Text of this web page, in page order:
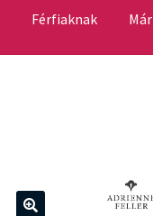
Férfiaknak